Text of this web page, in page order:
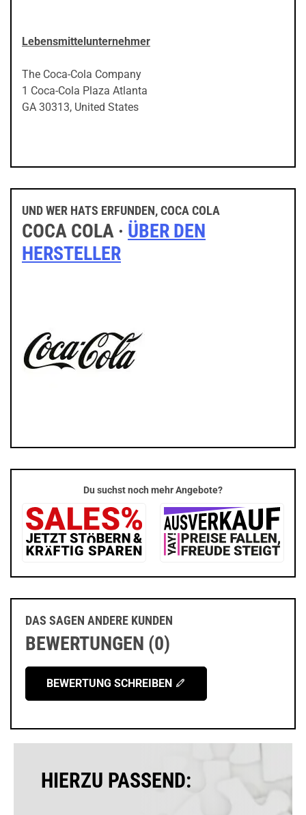
Lebensmittelunternehmer
The Coca-Cola Company
1 Coca-Cola Plaza Atlanta
GA 30313, United States
UND WER HATS ERFUNDEN, COCA COLA
COCA COLA · ÜBER DEN
HERSTELLER
Du suchst noch mehr Angebote?
DAS SAGEN ANDERE KUNDEN
BEWERTUNGEN (0)
BEWERTUNG SCHREIBEN
HIERZU PASSEND: